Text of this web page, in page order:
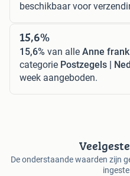
beschikbaar voor
15,6%
15,6% van alle Anne frank
categorie Postzegels |
week aangeboden.
De onderstaande waarden zijn